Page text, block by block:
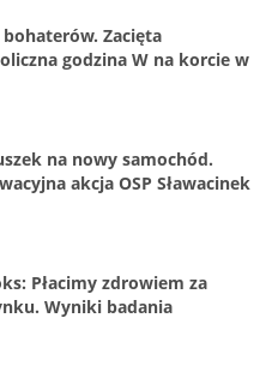
Zacięta
godzina W na korcie w
na nowy samochód.
akcja OSP Sławacinek
Płacimy zdrowiem za
Wyniki badania